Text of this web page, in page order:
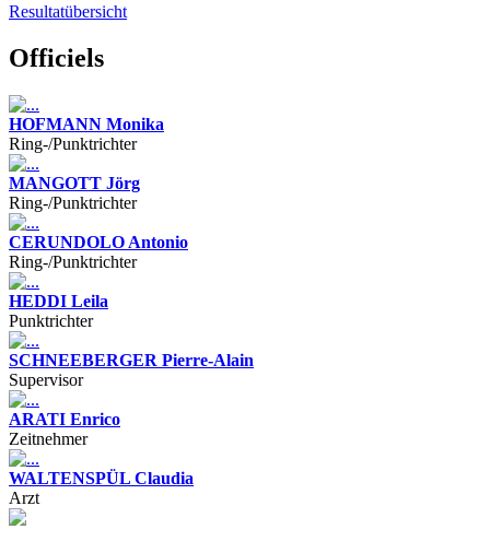
Resultatübersicht
Officiels
HOFMANN Monika
Ring-/Punktrichter
MANGOTT Jörg
Ring-/Punktrichter
CERUNDOLO Antonio
Ring-/Punktrichter
HEDDI Leila
Punktrichter
SCHNEEBERGER Pierre-Alain
Supervisor
ARATI Enrico
Zeitnehmer
WALTENSPÜL Claudia
Arzt